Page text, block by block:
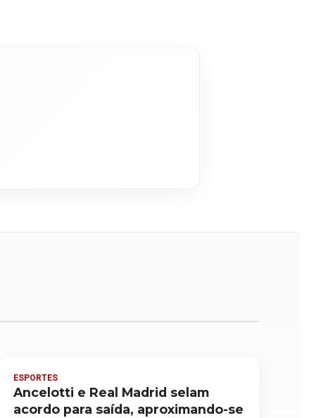
ESPORTES
Ancelotti e Real Madrid selam
acordo para saída, aproximando-se